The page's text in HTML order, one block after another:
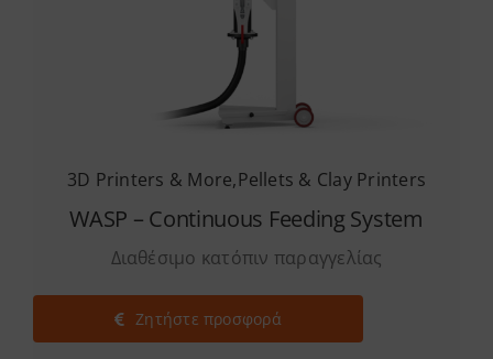
3D Printers & More,Pellets & Clay Printers
WASP – Continuous Feeding System
Διαθέσιμο κατόπιν παραγγελίας
Ζητήστε προσφορά